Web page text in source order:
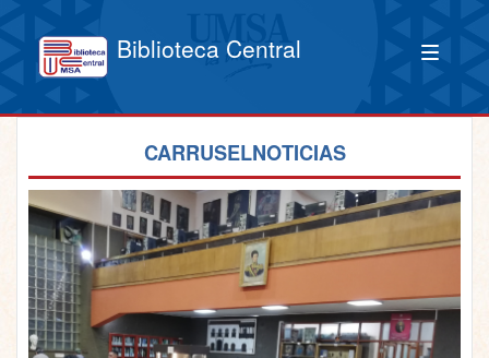
Biblioteca Central
CARRUSELNOTICIAS